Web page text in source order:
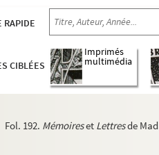
RAPIDE
CIBLÉES
Imprimés
multimédia
Fol. 192. Mémoireset Lettresde
Marcel Poëte. Étude sur les
Poëte. Manuscrits mis au net de ses
Notes de travail
Notes de travail, textes